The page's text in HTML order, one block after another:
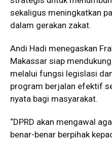
sekaligus meningkatkan
dalam gerakan zakat.
Andi Hadi menegaskan
Makassar siap
melalui fungsi legislasi
program berjalan efektif
nyata bagi masyarakat.
“DPRD akan mengawal
benar-benar berpihak